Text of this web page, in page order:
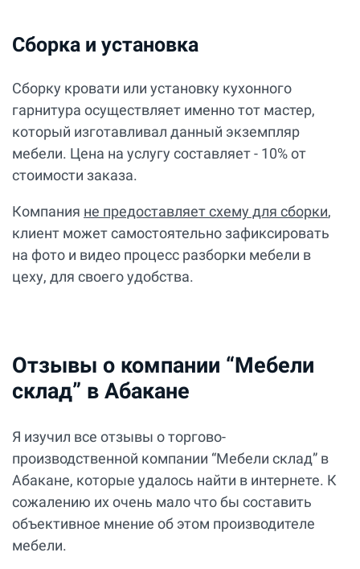
Сборка и установка
Сборку кровати или установку кухонного
гарнитура осуществляет именно тот мастер,
который изготавливал данный экземпляр
мебели. Цена на услугу составляет - 10% от
стоимости заказа.
Компания не предоставляет схему для сборки,
клиент может самостоятельно зафиксировать
на фото и видео процесс разборки мебели в
цеху, для своего удобства.
Отзывы о компании “Мебели
склад” в Абакане
Я изучил все отзывы о торгово-
производственной компании “Мебели склад” в
Абакане, которые удалось найти в интернете. К
сожалению их очень мало что бы составить
объективное мнение об этом производителе
мебели.